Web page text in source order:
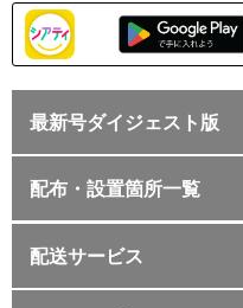
最新号ダイジェスト版
配布・設置箇所一覧
配送サービス